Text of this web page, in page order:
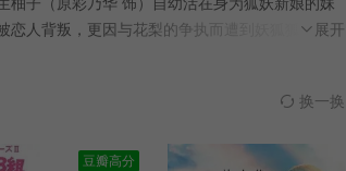
人背叛，更因与花梨的争执而遭到妖狐狐月瑶展开
换一换
豆瓣高分